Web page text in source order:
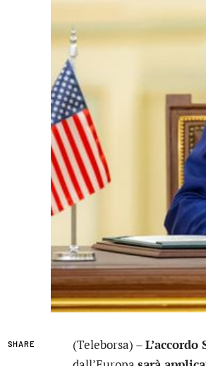
SHARE (Teleborsa) –